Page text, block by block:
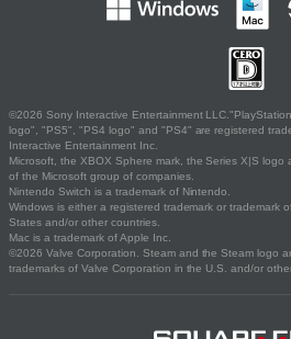
©2026 Sony Interactive Entertainment
logo", "PS5", "PS4 logo" and "PS4" are registered
Interactive Entertainment Inc.
Microsoft, the XBOX Sphere mark, the Series X|S
of the Microsoft group of companies.
Nintendo Switch is a trademark of Nintendo.
Windows is either a registered trademark or trademark
States and/or other countries.
Mac is a trademark of Apple Inc.
©2026 Valve Corporation. Steam and the Steam logo
trademarks of Valve Corporation in the U.S. and/or